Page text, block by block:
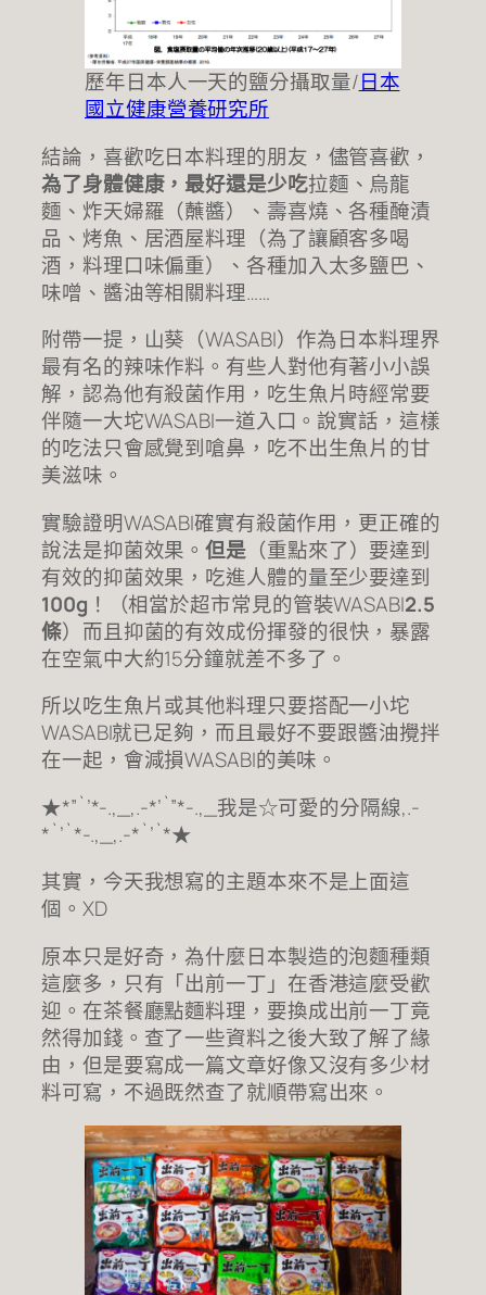
歷年日本人一天的鹽分攝取量/日本
國立健康營養研究所
結論，喜歡吃日本料理的朋友，儘管喜歡，
為了身體健康，最好還是少吃拉麵、烏龍
麵、炸天婦羅（蘸醬）、壽喜燒、各種醃漬
品、烤魚、居酒屋料理（為了讓顧客多喝
酒，料理口味偏重）、各種加入太多鹽巴、
味噌、醬油等相關料理……
附帶一提，山葵（WASABI）作為日本料理界
最有名的辣味作料。有些人對他有著小小誤
解，認為他有殺菌作用，吃生魚片時經常要
伴隨一大坨WASABI一道入口。說實話，這樣
的吃法只會感覺到嗆鼻，吃不出生魚片的甘
美滋味。
實驗證明WASABI確實有殺菌作用，更正確的
說法是抑菌效果。但是 （重點來了）要達到
有效的抑菌效果，吃進人體的量至少要達到
100g ！（相當於超市常見的管裝WASABI2.5
條）而且抑菌的有效成份揮發的很快，暴露
在空氣中大約15分鐘就差不多了。
所以吃生魚片或其他料理只要搭配一小坨
WASABI就已足夠，而且最好不要跟醬油攪拌
在一起，會減損WASABI的美味。
★*”`’*-.,_,.-*’`”*-.,_我是☆可愛的分隔線,.-
*`’`*-.,_,.-*`’`*★
其實，今天我想寫的主題本來不是上面這
個。XD
原本只是好奇，為什麼日本製造的泡麵種類
這麼多，只有「出前一丁」在香港這麼受歡
迎。在茶餐廳點麵料理，要換成出前一丁竟
然得加錢。查了一些資料之後大致了解了緣
由，但是要寫成一篇文章好像又沒有多少材
料可寫，不過既然查了就順帶寫出來。